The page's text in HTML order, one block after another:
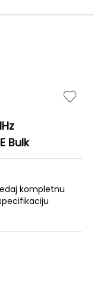
Bulk
kompletnu